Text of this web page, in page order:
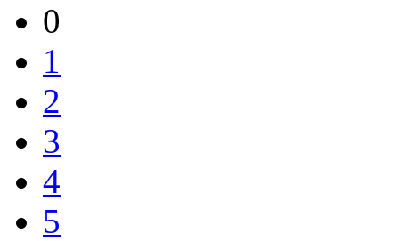
0
1
2
3
4
5